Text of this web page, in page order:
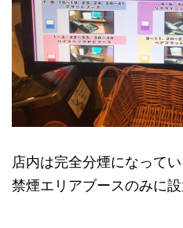
店内は完全分煙になって
禁煙エリアブースのみに設